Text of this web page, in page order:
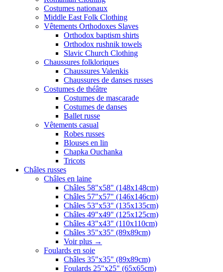
Costumes nationaux
Middle East Folk Clothing
Vêtements Orthodoxes Slaves
Orthodox baptism shirts
Orthodox rushnik towels
Slavic Church Clothing
Chaussures folkloriques
Chaussures Valenkis
Chaussures de danses russes
Costumes de théâtre
Costumes de mascarade
Costumes de danses
Ballet russe
Vêtements casual
Robes russes
Blouses en lin
Chapka Ouchanka
Tricots
Châles russes
Châles en laine
Châles 58"x58" (148x148cm)
Châles 57"x57" (146x146cm)
Châles 53"x53" (135x135cm)
Châles 49"x49" (125x125cm)
Châles 43"x43" (110x110cm)
Châles 35"x35" (89x89cm)
Voir plus →
Foulards en soie
Châles 35"x35" (89x89cm)
Foulards 25"x25" (65x65cm)